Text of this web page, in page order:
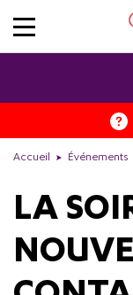
Accueil Événements
LA